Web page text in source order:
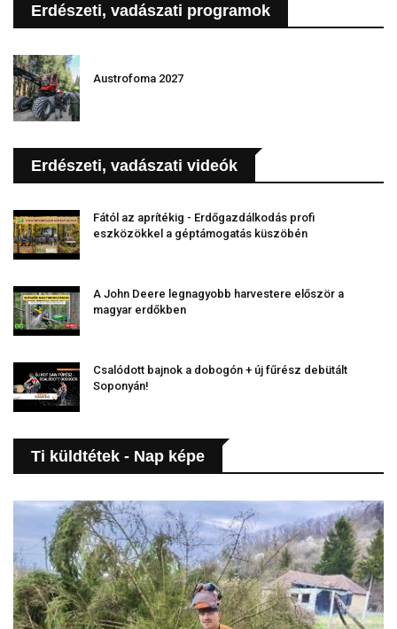
Erdészeti, vadászati programok
Austrofoma 2027
Erdészeti, vadászati videók
Fától az aprítékig - Erdőgazdálkodás profi
eszközökkel a géptámogatás küszöbén
A John Deere legnagyobb harvestere először a
magyar erdőkben
Csalódott bajnok a dobogón + új fűrész debütált
Soponyán!
Ti küldtétek - Nap képe